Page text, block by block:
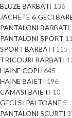
BLUZE BARBATI 136
JACHETE & GECI
PANTALONI BARBATI
PANTALONI SPORT
SPORT BARBATI 115
TRICOURI BARBATI
HAINE COPII 645
HAINE BAIETI 196
CAMASI BAIETI 10
GECI SI PALTOANE 5
PANTALONI SCURTI